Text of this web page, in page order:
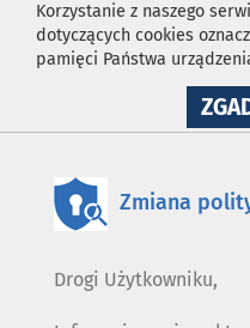
Korzystanie z naszego
dotyczących cookies
pamięci Państwa
Zmiana
Drogi Użytkowniku,